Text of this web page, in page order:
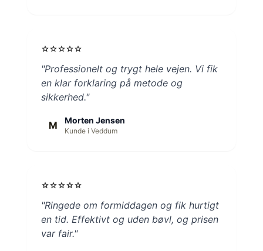
starstarstarstarstar
"Professionelt og trygt hele vejen. Vi fik
en klar forklaring på metode og
sikkerhed."
M Morten Jensen
Kunde i Veddum
starstarstarstarstar
"Ringede om formiddagen og fik hurtigt
en tid. Effektivt og uden bøvl, og prisen
var fair."